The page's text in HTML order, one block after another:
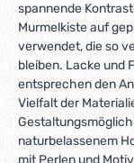
spannende
Murmelkiste auf
verwendet, die so
bleiben. Lacke und
entsprechen den
Vielfalt der
naturbelassenem
mit Perlen und